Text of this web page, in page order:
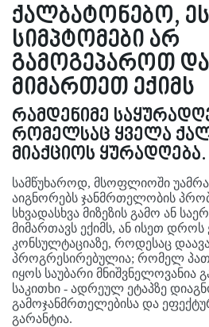
ქალბატონებო, ეს
სიმპტომები არ
გამოგეპაროთ
მიმართეთ ექიმს
რამდენიმე
რომელსაც ყველა
მიაქციოს ყურადღება.
სამწუხაროდ, მსოფლიოში
აიგნორებს ჯანმრთელობის
სხვადასხვა მიზეზის გამო ან
მიმართავს ექიმს, ან ისეთ დროს
კონსულტაციაზე, როდესაც
პროგრესირებულია; რომელ
იყოს საუბარი
საკითხი - ადრეულ ეტაპზე
გამოჯანმრთელებისა და
გარანტია.